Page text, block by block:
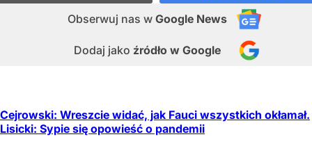
Obserwuj nas w Google News
Dodaj jako źródło w Google
Cejrowski: Wreszcie widać, jak Fauci wszystkich okłamał.
Lisicki: Sypie się opowieść o pandemii